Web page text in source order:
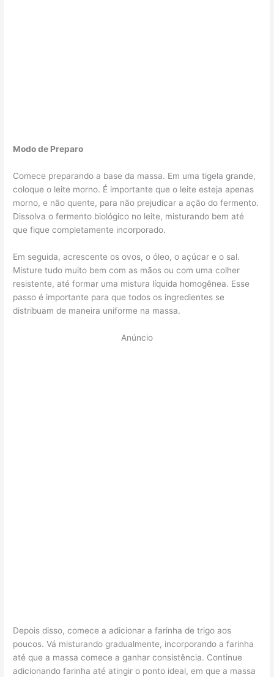
Modo de Preparo
Comece preparando a base da massa. Em uma tigela grande,
coloque o leite morno. É importante que o leite esteja apenas
morno, e não quente, para não prejudicar a ação do fermento.
Dissolva o fermento biológico no leite, misturando bem até
que fique completamente incorporado.
Em seguida, acrescente os ovos, o óleo, o açúcar e o sal.
Misture tudo muito bem com as mãos ou com uma colher
resistente, até formar uma mistura líquida homogênea. Esse
passo é importante para que todos os ingredientes se
distribuam de maneira uniforme na massa.
Anúncio
Depois disso, comece a adicionar a farinha de trigo aos
poucos. Vá misturando gradualmente, incorporando a farinha
até que a massa comece a ganhar consistência. Continue
adicionando farinha até atingir o ponto ideal, em que a massa